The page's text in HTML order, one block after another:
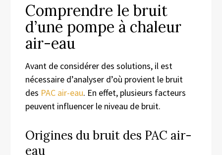
Comprendre le bruit
d’une pompe à chaleur
air-eau
Avant de considérer des solutions, il est
nécessaire d’analyser d’où provient le bruit
des PAC air-eau. En effet, plusieurs facteurs
peuvent influencer le niveau de bruit.
Origines du bruit des PAC air-
eau